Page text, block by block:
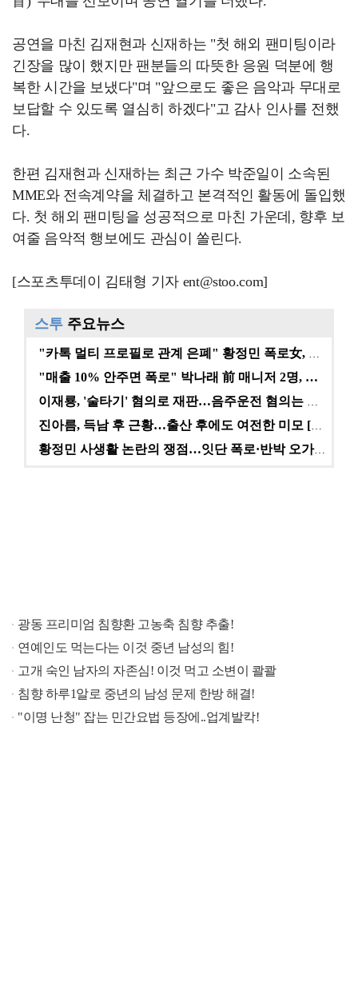
공연을 마친 김재현과 신재하는 "첫 해외 팬미팅이라
긴장을 많이 했지만 팬분들의 따뜻한 응원 덕분에 행
복한 시간을 보냈다"며 "앞으로도 좋은 음악과 무대로
보답할 수 있도록 열심히 하겠다"고 감사 인사를 전했
다.
한편 김재현과 신재하는 최근 가수 박준일이 소속된
MME와 전속계약을 체결하고 본격적인 활동에 돌입했
다. 첫 해외 팬미팅을 성공적으로 마친 가운데, 향후 보
여줄 음악적 행보에도 관심이 쏠린다.
[스포츠투데이 김태형 기자 ent@stoo.com]
스투 주요뉴스
"카톡 멀티 프로필로 관계 은폐" 황정민 폭로女, 문자…
"매출 10% 안주면 폭로" 박나래 前 매니저 2명, …
이재룡, '술타기' 혐의로 재판…음주운전 혐의는 미적용…
진아름, 득남 후 근황…출산 후에도 여전한 미모 [스타…
황정민 사생활 논란의 쟁점…잇단 폭로·반박 오가는 소모…